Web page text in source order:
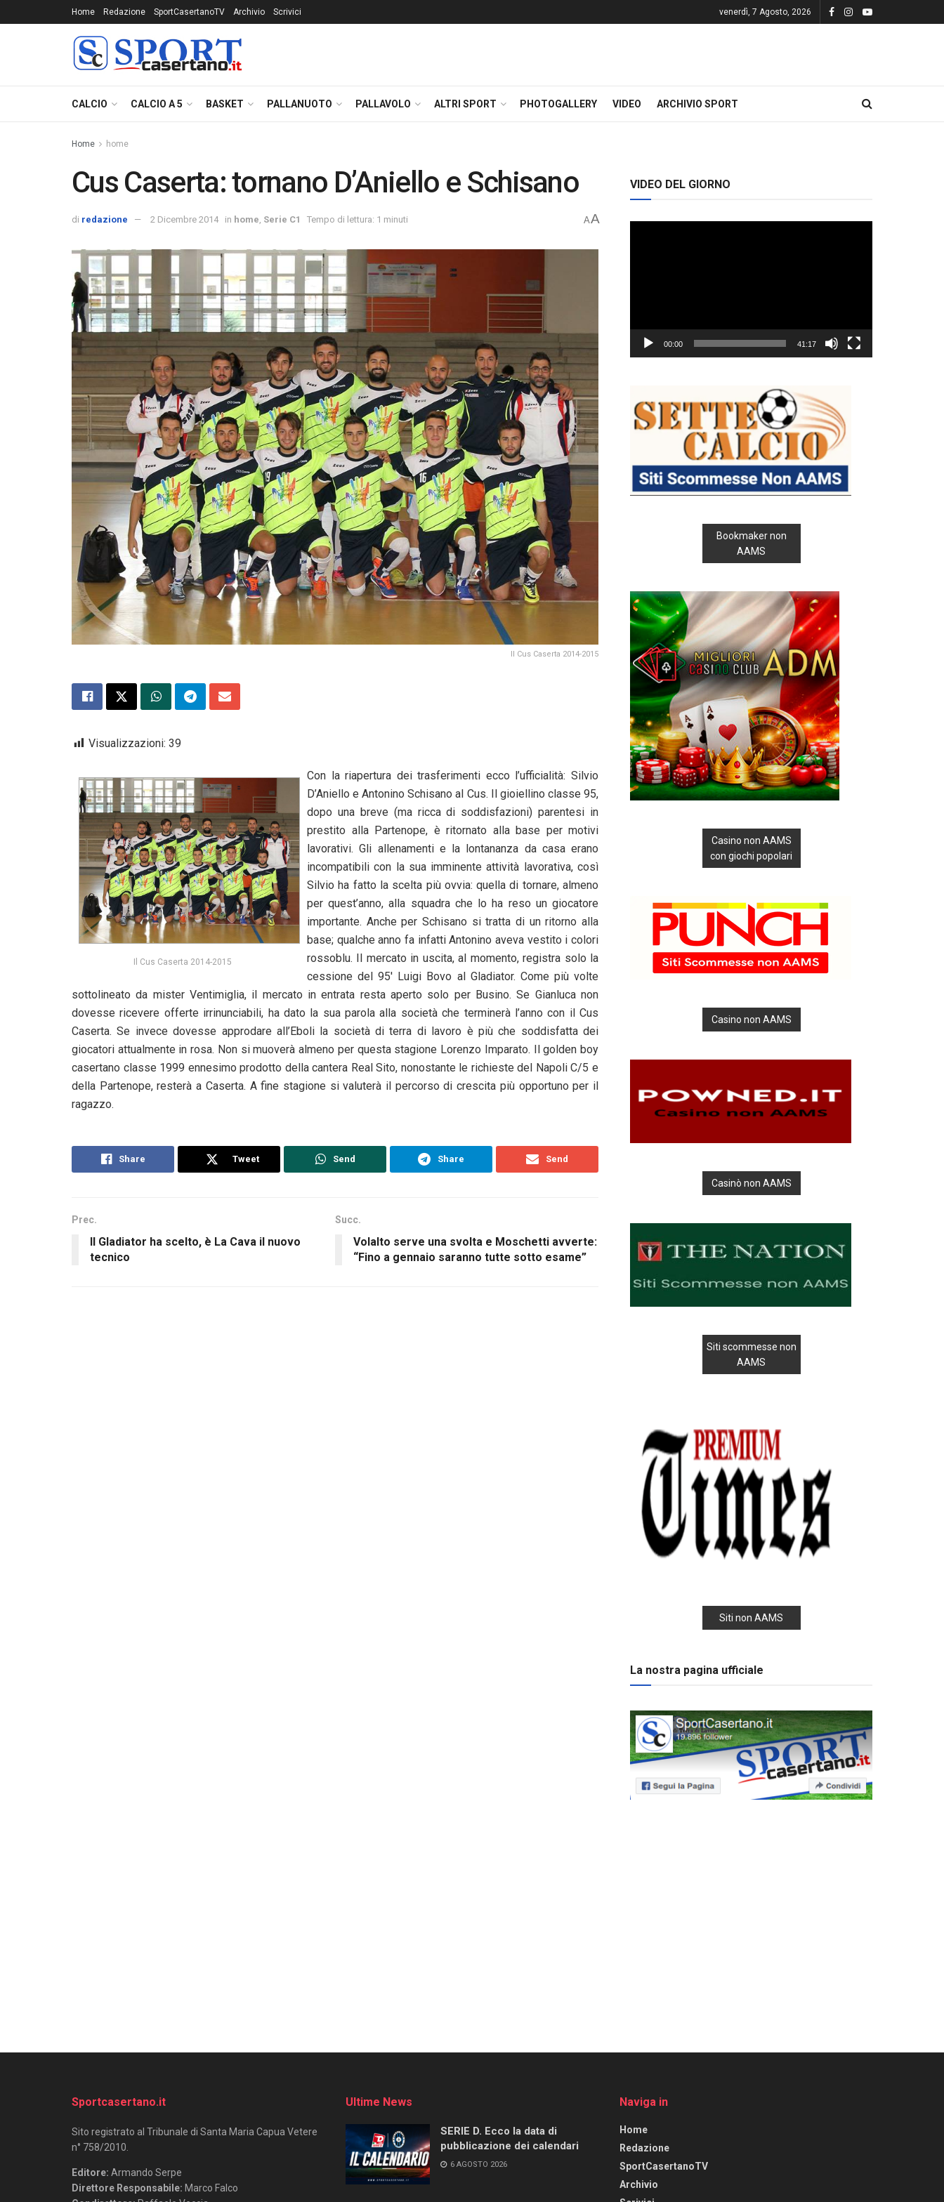
Home Redazione SportCasertanoTV Archivio Scrivici venerdì, 7 Agosto, 2026
CALCIO CALCIO A 5 BASKET PALLANUOTO PALLAVOLO ALTRI SPORT PHOTOGALLERY VIDEO ARCHIVIO SPORT
Home home
Cus Caserta: tornano D’Aniello e Schisano
di redazione 2 Dicembre 2014 in home Serie C1 Tempo di lettura: 1 minuti AA
Il Cus Caserta 2014-2015
Visualizzazioni: 39
Il Cus Caserta 2014-2015
Con la riapertura dei trasferimenti ecco l’ufficialità: Silvio
D’Aniello e Antonino Schisano al Cus. Il gioiellino classe 95,
dopo una breve (ma ricca di soddisfazioni) parentesi in
prestito alla Partenope, è ritornato alla base per motivi
lavorativi. Gli allenamenti e la lontananza da casa erano
incompatibili con la sua imminente attività lavorativa, così
Silvio ha fatto la scelta più ovvia: quella di tornare, almeno
per quest’anno, alla squadra che lo ha reso un giocatore
importante. Anche per Schisano si tratta di un ritorno alla
base; qualche anno fa infatti Antonino aveva vestito i colori
rossoblu. Il mercato in uscita, al momento, registra solo la
cessione del 95′ Luigi Bovo al Gladiator. Come più volte
sottolineato da mister Ventimiglia, il mercato in entrata resta aperto solo per Busino. Se Gianluca non
dovesse ricevere offerte irrinunciabili, ha dato la sua parola alla società che terminerà l’anno con il Cus
Caserta. Se invece dovesse approdare all’Eboli la società di terra di lavoro è più che soddisfatta dei
giocatori attualmente in rosa. Non si muoverà almeno per questa stagione Lorenzo Imparato. Il golden boy
casertano classe 1999 ennesimo prodotto della cantera Real Sito, nonostante le richieste del Napoli C/5 e
della Partenope, resterà a Caserta. A fine stagione si valuterà il percorso di crescita più opportuno per il
ragazzo.
Share Tweet Send Share Send
Prec.
Il Gladiator ha scelto, è La Cava il nuovo
tecnico
Succ.
Volalto serve una svolta e Moschetti avverte:
“Fino a gennaio saranno tutte sotto esame”
VIDEO DEL GIORNO
00:00 41:17
Bookmaker non
AAMS
Casino non AAMS
con giochi popolari
Casino non AAMS
Casinò non AAMS
Siti scommesse non
AAMS
Siti non AAMS
La nostra pagina ufficiale
Sportcasertano.it
Sito registrato al Tribunale di Santa Maria Capua Vetere
n° 758/2010.
Editore: Armando Serpe
Direttore Responsabile: Marco Falco
Ultime News
SERIE D. Ecco la data di
pubblicazione dei calendari
6 AGOSTO 2026
Naviga in
Home
Redazione
SportCasertanoTV
Archivio